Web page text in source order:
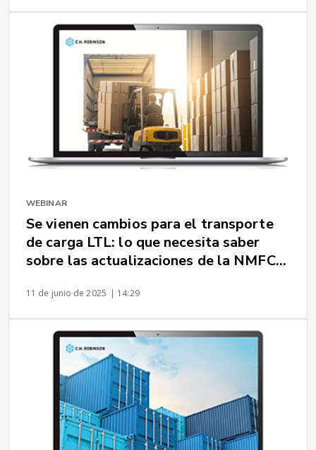
WEBINAR
Se vienen cambios para el transporte
de carga LTL: lo que necesita saber
sobre las actualizaciones de la NMFC
11 de junio de 2025 | 14:29